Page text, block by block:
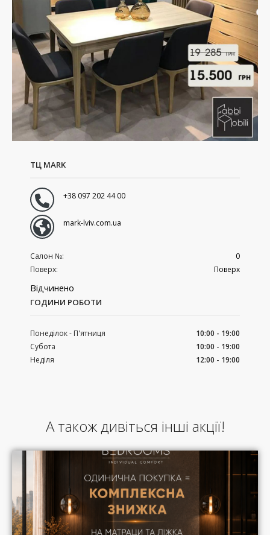
ТЦ MARK
+38 097 202 44 00
mark-lviv.com.ua
Салон №:
0
Поверх:
Поверх
Відчинено
ГОДИНИ РОБОТИ
Понеділок - П'ятниця
10:00 - 19:00
Субота
10:00 - 19:00
Неділя
12:00 - 19:00
А також дивіться інші акції!